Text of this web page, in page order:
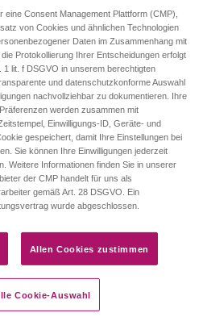
in
interdisziplinäre Versorgung der
haben sich in Deutschland und
die sich auf die Behandlung
Patient*innen spezialisiert haben.
Consent Management Plattform (CMP),
von Cookies und ähnlichen Technologien
Daten im Zusammenhang mit
Protokollierung Ihrer Entscheidungen erfolgt
lit. f DSGVO in unserem berechtigten
und datenschutzkonforme Auswahl
nachvollziehbar zu dokumentieren. Ihre
werden zusammen mit
Einwilligungs-ID, Geräte- und
gespeichert, damit Ihre Einstellungen bei
Sie können Ihre Einwilligungen jederzeit
Weitere Informationen finden Sie in unserer
der CMP handelt für uns als
gemäß Art. 28 DSGVO. Ein
wurde abgeschlossen.
Allen Cookies zustimmen
Cookie-Auswahl